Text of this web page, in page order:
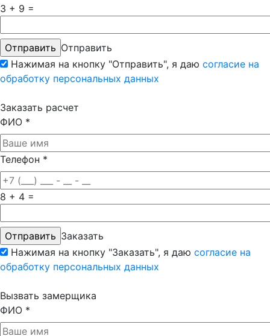
3 + 9 =
Отправить
Нажимая на кнопку "Отправить", я даю согласие на
обработку персональных данных
Заказать расчет
ФИО *
Телефон *
8 + 4 =
Заказать
Нажимая на кнопку "Заказать", я даю согласие на
обработку персональных данных
Вызвать замерщика
ФИО *